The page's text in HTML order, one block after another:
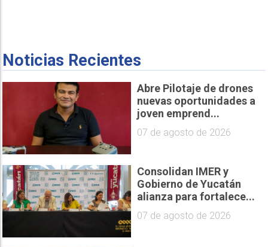
Noticias Recientes
Abre Pilotaje de drones
nuevas oportunidades a
joven emprend...
07 de agosto de 2026
Consolidan IMER y
Gobierno de Yucatán
alianza para fortalece...
07 de agosto de 2026